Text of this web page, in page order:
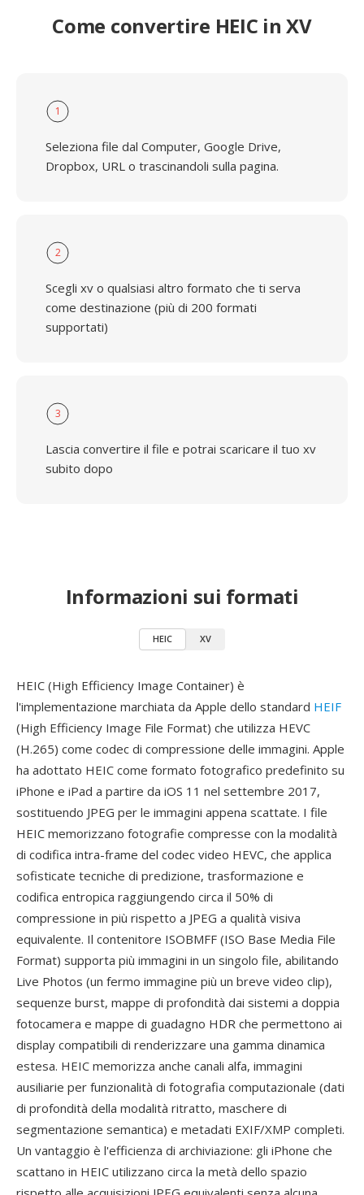
Come convertire HEIC in XV
1
Seleziona file dal Computer, Google Drive,
Dropbox, URL o trascinandoli sulla pagina.
2
Scegli xv o qualsiasi altro formato che ti serva
come destinazione (più di 200 formati
supportati)
3
Lascia convertire il file e potrai scaricare il tuo xv
subito dopo
Informazioni sui formati
HEIC XV
HEIC (High Efficiency Image Container) è
l'implementazione marchiata da Apple dello standard HEIF
(High Efficiency Image File Format) che utilizza HEVC
(H.265) come codec di compressione delle immagini. Apple
ha adottato HEIC come formato fotografico predefinito su
iPhone e iPad a partire da iOS 11 nel settembre 2017,
sostituendo JPEG per le immagini appena scattate. I file
HEIC memorizzano fotografie compresse con la modalità
di codifica intra-frame del codec video HEVC, che applica
sofisticate tecniche di predizione, trasformazione e
codifica entropica raggiungendo circa il 50% di
compressione in più rispetto a JPEG a qualità visiva
equivalente. Il contenitore ISOBMFF (ISO Base Media File
Format) supporta più immagini in un singolo file, abilitando
Live Photos (un fermo immagine più un breve video clip),
sequenze burst, mappe di profondità dai sistemi a doppia
fotocamera e mappe di guadagno HDR che permettono ai
display compatibili di renderizzare una gamma dinamica
estesa. HEIC memorizza anche canali alfa, immagini
ausiliarie per funzionalità di fotografia computazionale (dati
di profondità della modalità ritratto, maschere di
segmentazione semantica) e metadati EXIF/XMP completi.
Un vantaggio è l'efficienza di archiviazione: gli iPhone che
scattano in HEIC utilizzano circa la metà dello spazio